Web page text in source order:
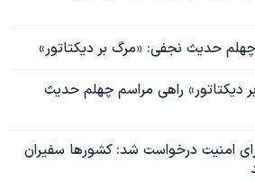
حدیث نجفی: «مرگ بر دیکتاتور»
بر دیکتاتور» راهی مراسم چهلم حدیث
امنیت درخواست شد: کشورها سفیران